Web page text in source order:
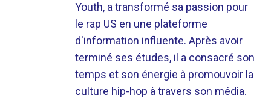
Youth, a transformé sa passion pour
le rap US en une plateforme
d'information influente. Après avoir
terminé ses études, il a consacré son
temps et son énergie à promouvoir la
culture hip-hop à travers son média.